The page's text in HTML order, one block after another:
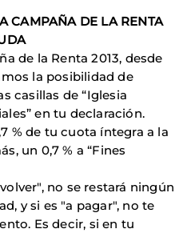
CAMPAÑA DE LA RENTA
de la Renta 2013, desde
la posibilidad de
casillas de “Iglesia
en tu declaración.
% de tu cuota íntegra a la
un 0,7 % a “Fines
no se restará ningún
y si es "a pagar", no te
Es decir, si en tu